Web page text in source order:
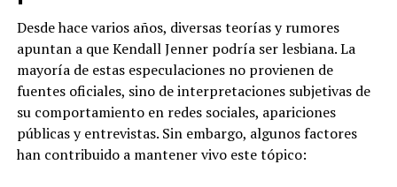
Desde hace varios años, diversas teorías y rumores
apuntan a que Kendall Jenner podría ser lesbiana. La
mayoría de estas especulaciones no provienen de
fuentes oficiales, sino de interpretaciones subjetivas de
su comportamiento en redes sociales, apariciones
públicas y entrevistas. Sin embargo, algunos factores
han contribuido a mantener vivo este tópico: